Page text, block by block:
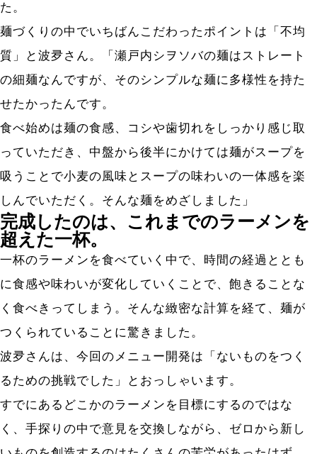
た。
麺づくりの中でいちばんこだわったポイントは「不均
質」と波夛さん。「瀬戸内シヲソバの麺はストレート
の細麺なんですが、そのシンプルな麺に多様性を持た
せたかったんです。
食べ始めは麺の食感、コシや歯切れをしっかり感じ取
っていただき、中盤から後半にかけては麺がスープを
吸うことで小麦の風味とスープの味わいの一体感を楽
しんでいただく。そんな麺をめざしました」
完成したのは、これまでのラーメンを
超えた一杯。
一杯のラーメンを食べていく中で、時間の経過ととも
に食感や味わいが変化していくことで、飽きることな
く食べきってしまう。そんな緻密な計算を経て、麺が
つくられていることに驚きました。
波夛さんは、今回のメニュー開発は「ないものをつく
るための挑戦でした」とおっしゃいます。
すでにあるどこかのラーメンを目標にするのではな
く、手探りの中で意見を交換しながら、ゼロから新し